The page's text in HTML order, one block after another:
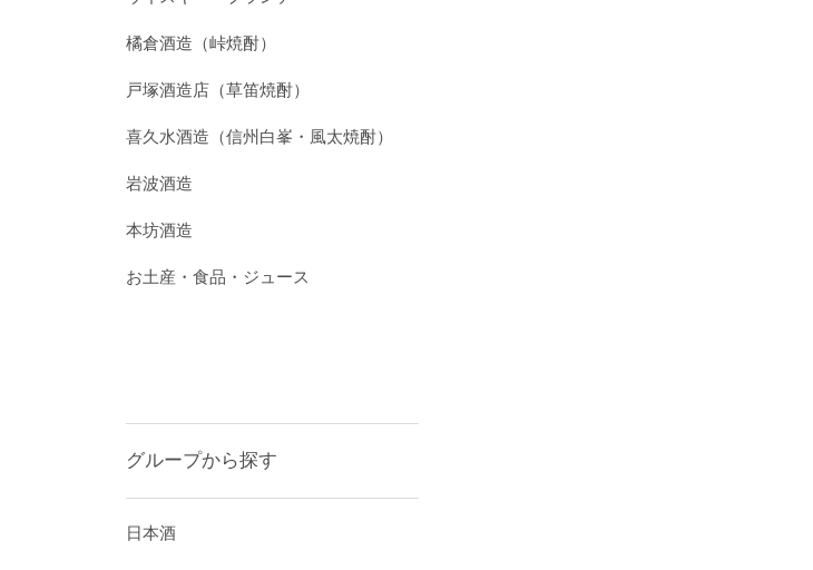
橘倉酒造（峠焼酎）
戸塚酒造店（草笛焼酎）
喜久水酒造（信州白峯・風太焼酎）
岩波酒造
本坊酒造
お土産・食品・ジュース
グループから探す
日本酒